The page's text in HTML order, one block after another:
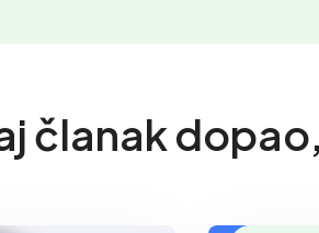
članak